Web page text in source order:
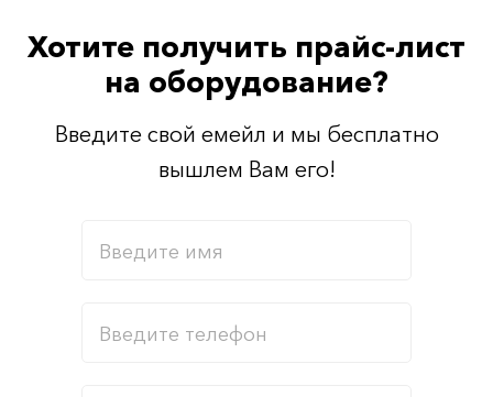
Хотите получить прайс-лист
на оборудование?
Введите свой емейл и мы бесплатно
вышлем Вам его!